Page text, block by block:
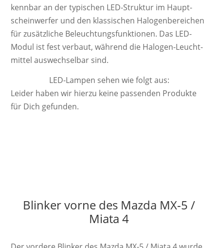
kenn­bar an der ty­pi­schen LED-Struktur im Haupt­
schein­werfer und den klas­sisch­en Ha­lo­gen­be­reich­en
für zu­sätz­liche Be­leucht­ungs­funk­tion­en. Das LED-
Modul ist fest ver­baut, wäh­rend die Ha­lo­gen-Leucht­
mittel aus­wech­sel­bar sind.
LED-Lampen sehen wie folgt aus:
Leider haben wir hierzu keine passenden Produkte
für Dich gefunden.
Blinker vorne des Mazda MX-5 /
Miata 4